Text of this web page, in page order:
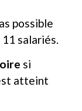
possible
salariés.
si
atteint